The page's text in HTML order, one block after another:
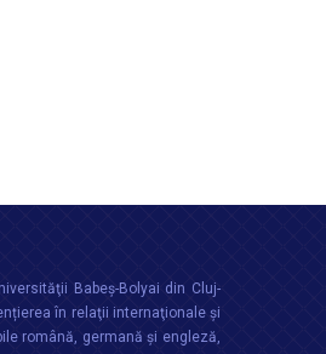
Babeș-Bolyai din Cluj-
în relaţii internaţionale şi
română, germană și engleză,